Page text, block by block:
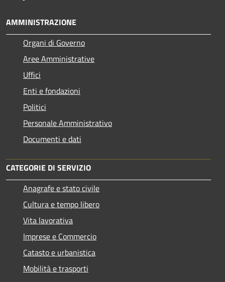
AMMINISTRAZIONE
Organi di Governo
Aree Amministrative
Uffici
Enti e fondazioni
Politici
Personale Amministrativo
Documenti e dati
CATEGORIE DI SERVIZIO
Anagrafe e stato civile
Cultura e tempo libero
Vita lavorativa
Imprese e Commercio
Catasto e urbanistica
Mobilità e trasporti